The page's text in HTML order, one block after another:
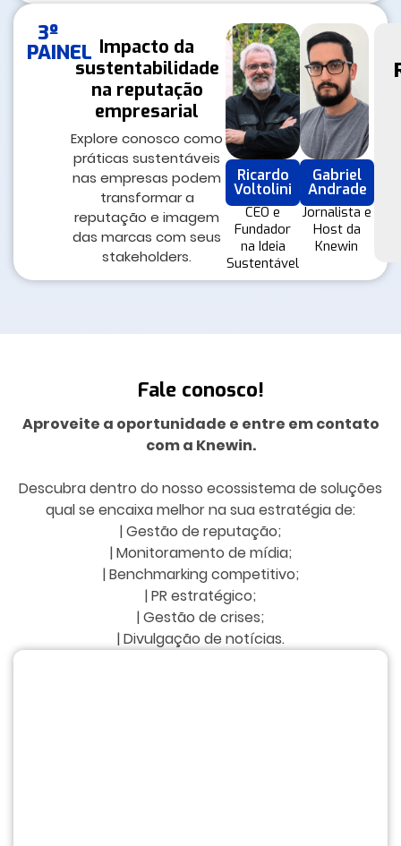
3º
PAINEL Impacto da
sustentabilidade
na reputação
empresarial
Explore conosco como
práticas sustentáveis
nas empresas podem
transformar a
reputação e imagem
das marcas com seus
stakeholders.
Ricardo
Voltolini
CEO e
Fundador
na Ideia
Sustentável
Gabriel
Andrade
Jornalista e
Host da
Knewin
Fale conosco!
Aproveite a oportunidade e entre em contato
com a Knewin.
Descubra dentro do nosso ecossistema de soluções
qual se encaixa melhor na sua estratégia de:
| Gestão de reputação;
| Monitoramento de mídia;
| Benchmarking competitivo;
| PR estratégico;
| Gestão de crises;
| Divulgação de notícias.